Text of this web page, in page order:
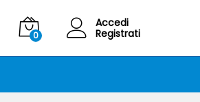
0
Accedi
Registrati